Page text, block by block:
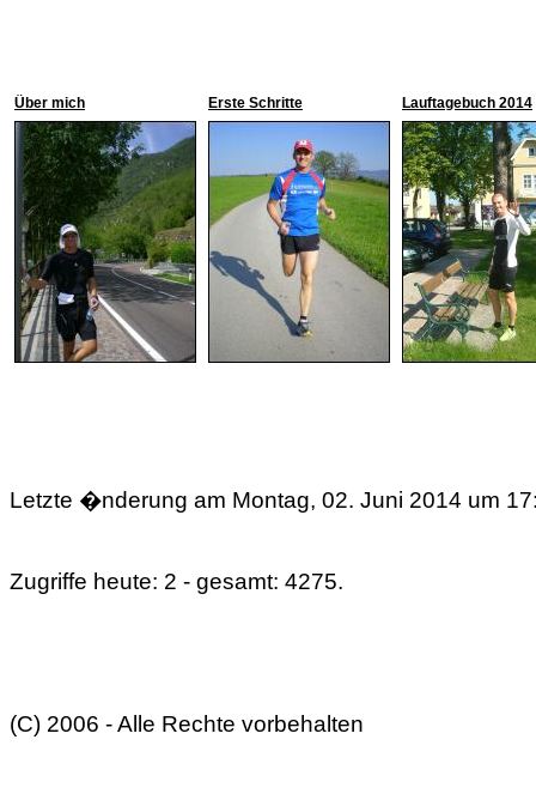
Über mich Erste Schritte Lauftagebuch 2014
Letzte �nderung am Montag, 02. Juni 2014 um
Zugriffe heute: 2 - gesamt: 4275.
(C) 2006 - Alle Rechte vorbehalten